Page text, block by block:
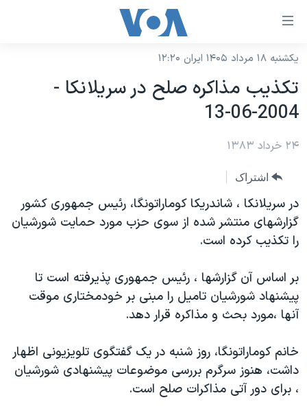
لینکهای
دسترسی
جهش
محتوای
اصلی
اصلی
جهش
به
جستجو
نسخه سبک وب‌سایت
موضوع ها
ایران
آمریکا
جهان
ورزشی
گزیده‌ها
ویژه برنامه‌ها
ویدیوها
فرهنگ و زندگی
حقوق شهروندی
اقتصادی
علم و فناوری
برنامه های تلویزیونی
جدول برنامه ها
صفحه‌های ویژه
جام جهانی ۲۰۲۶
عملیات خشم حماسی
۲۵۰سالگی آمریکا
بایگانی برنامه‌های تلویزیونی
مستندها
انتخابات ریاست جمهوری آمریکا ۲۰۲۴
حمله جمهوری اسلامی به اسرائیل
رمز مهسا
فرکانس‌های صدای آمریکا
پخش رادیویی
یادگیری زبان انگلیسی
دنبال کنید
یکشنبه ۱۸ مرداد ۱۴۰۵ ایران ۱۲:۲۰
تکذيب مذاکره صلح در سريلانکا -
2004-06-13
۲۴ خرداد ۱۳۸۳
اشتراک
در سريلانکا ، شاندريکا کوماراتونگا، رئيس جمهوری کشور
گزارشهای منتشر شده از سوی حزب مورد حمايت شورشيان
را تکذيب کرده است.
بر اساس آن گزارشها ، رئيس جمهوری پذيرفته است تا
پيشنهاد شورشيان تاميل را مبنی بر خودمختاری موقت
آنها ،مورد بحث و مذاکره قرار دهد.
خانم کوماراتونگا، روز شنبه در يک گفتگوی تلويزيونی اظهار
داشت، هنوز سرگرم بررسی موضوعات پيشنهادی شورشيان
، برای دور آتی مذاکرات صلح است.